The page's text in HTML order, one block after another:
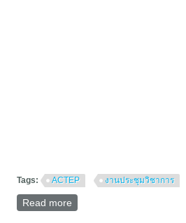
Tags: ACTEP งานประชุมวิชาการ
Read more